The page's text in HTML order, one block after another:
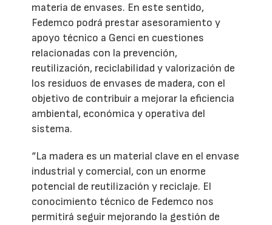
materia de envases. En este sentido,
Fedemco podrá prestar asesoramiento y
apoyo técnico a Genci en cuestiones
relacionadas con la prevención,
reutilización, reciclabilidad y valorización de
los residuos de envases de madera, con el
objetivo de contribuir a mejorar la eficiencia
ambiental, económica y operativa del
sistema.
“La madera es un material clave en el envase
industrial y comercial, con un enorme
potencial de reutilización y reciclaje. El
conocimiento técnico de Fedemco nos
permitirá seguir mejorando la gestión de